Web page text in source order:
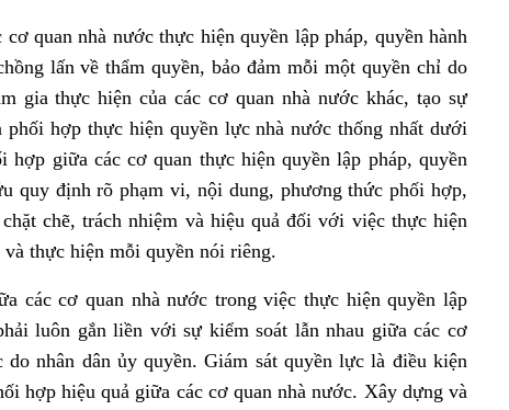
nhà nước thực hiện quyền lập pháp, quyền hành
lấn về thẩm quyền, bảo đảm mỗi một quyền chỉ do
gia thực hiện của các cơ quan nhà nước khác, tạo sự
hợp thực hiện quyền lực nhà nước thống nhất dưới
hợp giữa các cơ quan thực hiện quyền lập pháp, quyền
quy định rõ phạm vi, nội dung, phương thức phối hợp,
chẽ, trách nhiệm và hiệu quả đối với việc thực hiện
thực hiện mỗi quyền nói riêng.
cơ quan nhà nước trong việc thực hiện quyền lập
luôn gắn liền với sự kiểm soát lẫn nhau giữa các cơ
nhân dân ủy quyền. Giám sát quyền lực là điều kiện
hợp hiệu quả giữa các cơ quan nhà nước. Xây dựng và